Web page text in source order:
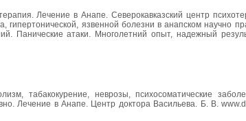
Лечение в Анапе. Северокавказский центр
язвенной болезни в анапском научно
Панические атаки. Многолетний опыт, надежный
табакокурение, неврозы, психосоматические
Лечение в Анапе. Центр доктора Васильева. Б. В.